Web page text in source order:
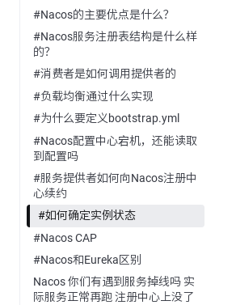
#Nacos的主要优点是什么？
#Nacos服务注册表结构是什么样
的？
#消费者是如何调用提供者的
#负载均衡通过什么实现
#为什么要定义bootstrap.yml
#Nacos配置中心宕机，还能读取
到配置吗
#服务提供者如何向Nacos注册中
心续约
#如何确定实例状态
#Nacos CAP
#Nacos和Eureka区别
Nacos 你们有遇到服务掉线吗 实
际服务正常再跑 注册中心上没了